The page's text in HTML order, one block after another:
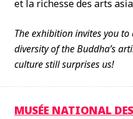
et la richesse des arts
The exhibition invites you
diversity of the Buddha’s
culture still surprises us!
MUSÉE NATIONAL